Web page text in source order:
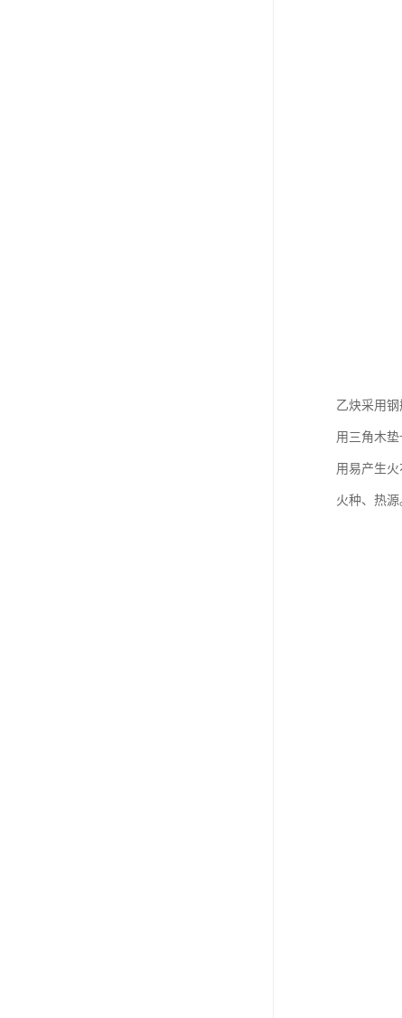
乙炔采用
用三角木
用易产生
火种、热